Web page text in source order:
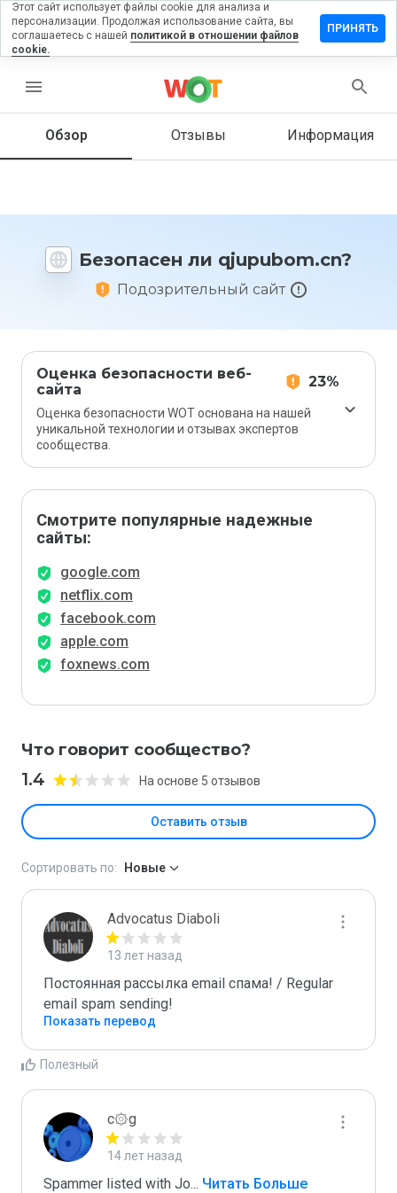
menu
Обзор Отзывы Информация
Безопасен ли qjupubom.cn?
Подозрительный сайт
Оценка безопасности веб-
сайта
23%
Оценка безопасности WOT основана на нашей
уникальной технологии и отзывах экспертов
сообщества.
Смотрите популярные надежные
сайты:
google.com
netflix.com
facebook.com
apple.com
foxnews.com
Что говорит сообщество?
1.4 На основе 5 отзывов
Оставить отзыв
на
Как бы
этот
1 до 5?
Сортировать по: Новые
Advocatus Diaboli
13 лет назад
Постоянная рассылка email спама! / Regular
email spam sending!
Показать перевод
Полезный
c۞g
14 лет назад
Spammer listed with Jo... Читать Больше
Этот сайт использует файлы cookie для анализа и
персонализации. Продолжая использование сайта, вы
соглашаетесь с нашей политикой в отношении файлов
cookie.
ПРИНЯТЬ